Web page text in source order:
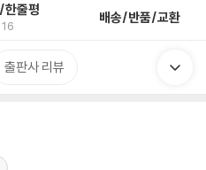
한줄평
16 배송/반품/교환
출판사 리뷰